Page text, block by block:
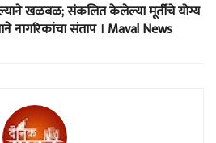
खळबळ; संकलित केलेल्या मूर्तींचे योग्य
नागरिकांचा संताप । Maval News